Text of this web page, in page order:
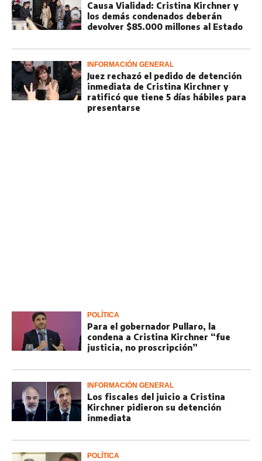
Causa Vialidad: Cristina Kirchner y
los demás condenados deberán
devolver $85.000 millones al Estado
INFORMACIÓN GENERAL
Juez rechazó el pedido de detención
inmediata de Cristina Kirchner y
ratificó que tiene 5 días hábiles para
presentarse
POLÍTICA
Para el gobernador Pullaro, la
condena a Cristina Kirchner “fue
justicia, no proscripción”
INFORMACIÓN GENERAL
Los fiscales del juicio a Cristina
Kirchner pidieron su detención
inmediata
POLÍTICA